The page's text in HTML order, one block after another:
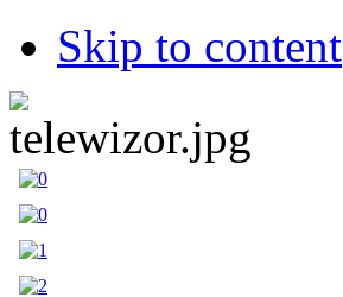
Skip to content